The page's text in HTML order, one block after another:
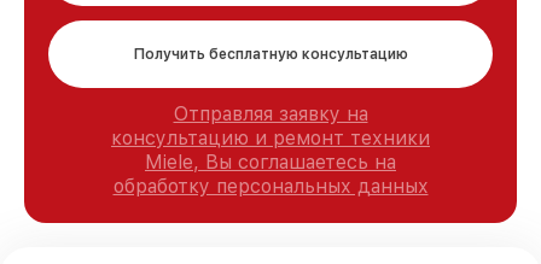
Получить бесплатную консультацию
Отправляя заявку на
консультацию и ремонт техники
Miele, Вы соглашаетесь на
обработку персональных данных